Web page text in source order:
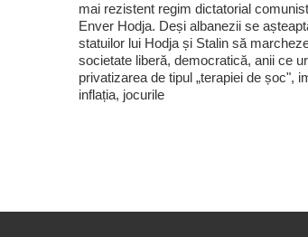
mai rezistent regim dictatorial
Enver Hodja. Deși albanezii se
statuilor lui Hodja și Stalin să
societate liberă, democratică, anii ce
privatizarea de tipul „terapiei de șoc",
inflația, jocurile